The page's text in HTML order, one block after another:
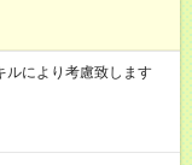
により考慮致します